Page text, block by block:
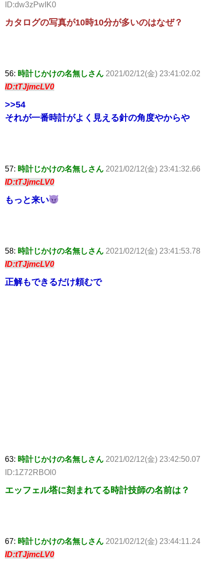
ID:dw3zPwIK0
カタログの写真が10時10分が多いのはなぜ？
56: 時計じかけの名無しさん 2021/02/12(金) 23:41:02.02
ID:tTJjmcLV0
>>54
それが一番時計がよく見える針の角度やからや
57: 時計じかけの名無しさん 2021/02/12(金) 23:41:32.66
ID:tTJjmcLV0
もっと来い
58: 時計じかけの名無しさん 2021/02/12(金) 23:41:53.78
ID:tTJjmcLV0
正解もできるだけ頼むで
63: 時計じかけの名無しさん 2021/02/12(金) 23:42:50.07
ID:1Z72RBOl0
エッフェル塔に刻まれてる時計技師の名前は？
67: 時計じかけの名無しさん 2021/02/12(金) 23:44:11.24
ID:tTJjmcLV0